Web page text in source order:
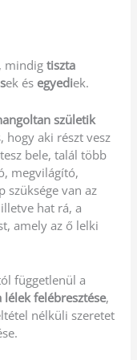
mindigtiszta
ek és egyediek.
születik
aki részt vesz
bele, talál több
megvilágító,
szüksége van az
hat rá, a
amely az ő lelki
függetlenül a
lélek felébresztése,
nélküli szeretet